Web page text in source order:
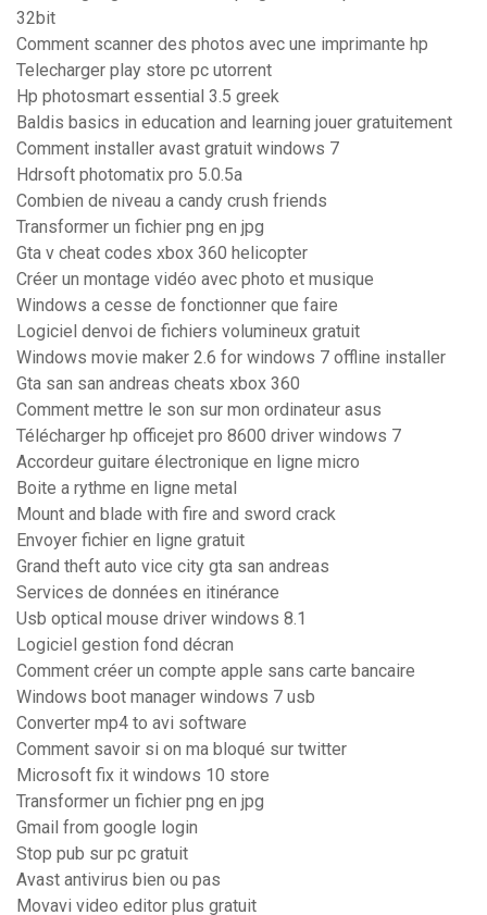
32bit
Comment scanner des photos avec une imprimante hp
Telecharger play store pc utorrent
Hp photosmart essential 3.5 greek
Baldis basics in education and learning jouer gratuitement
Comment installer avast gratuit windows 7
Hdrsoft photomatix pro 5.0.5a
Combien de niveau a candy crush friends
Transformer un fichier png en jpg
Gta v cheat codes xbox 360 helicopter
Créer un montage vidéo avec photo et musique
Windows a cesse de fonctionner que faire
Logiciel denvoi de fichiers volumineux gratuit
Windows movie maker 2.6 for windows 7 offline installer
Gta san san andreas cheats xbox 360
Comment mettre le son sur mon ordinateur asus
Télécharger hp officejet pro 8600 driver windows 7
Accordeur guitare électronique en ligne micro
Boite a rythme en ligne metal
Mount and blade with fire and sword crack
Envoyer fichier en ligne gratuit
Grand theft auto vice city gta san andreas
Services de données en itinérance
Usb optical mouse driver windows 8.1
Logiciel gestion fond décran
Comment créer un compte apple sans carte bancaire
Windows boot manager windows 7 usb
Converter mp4 to avi software
Comment savoir si on ma bloqué sur twitter
Microsoft fix it windows 10 store
Transformer un fichier png en jpg
Gmail from google login
Stop pub sur pc gratuit
Avast antivirus bien ou pas
Movavi video editor plus gratuit